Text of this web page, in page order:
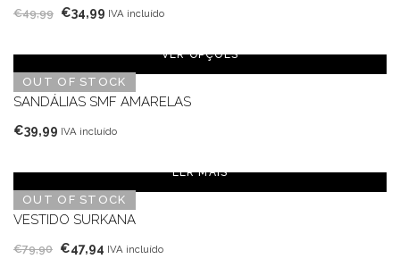
€49,99 O
original
era:
€49,99.
€34,99 O
atual
é:
€34,99.
IVA incluído
OUT OF STOCK
VER OPÇÕES
SANDÁLIAS SMF AMARELAS
€39,99 IVA incluído
OUT OF STOCK
LER MAIS
VESTIDO SURKANA
€79,90 O
€47,94 O
IVA incluído